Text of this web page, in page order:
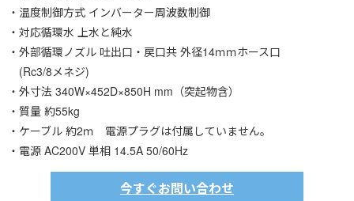
・温度制御方式 インバーター周波数制御
・対応循環水 上水と純水
・外部循環ノズル 吐出口・戻口共 外径14ｍｍホース口
(Rc3/8メネジ)
・外寸法 340W×452D×850H mm（突起物含）
・質量 約55kg
・ケーブル 約2ｍ 電源プラグは付属していません。
・電源 AC200V 単相 14.5A 50/60Hz
今すぐお問い合わせ